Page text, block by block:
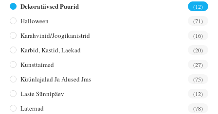
Dekoratiivsed Puurid (12)
Halloween (71)
Karahvinid/joogikanistrid (16)
Karbid, Kastid, Laekad (20)
Kunsttaimed (27)
Küünlajalad Ja Alused Jms (75)
Laste Sünnipäev (12)
Laternad (78)